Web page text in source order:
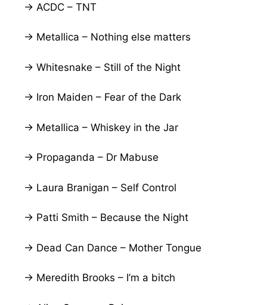
→ ACDC – TNT
→ Metallica – Nothing else matters
→ Whitesnake – Still of the Night
→ Iron Maiden – Fear of the Dark
→ Metallica – Whiskey in the Jar
→ Propaganda – Dr Mabuse
→ Laura Branigan – Self Control
→ Patti Smith – Because the Night
→ Dead Can Dance – Mother Tongue
→ Meredith Brooks – I’m a bitch